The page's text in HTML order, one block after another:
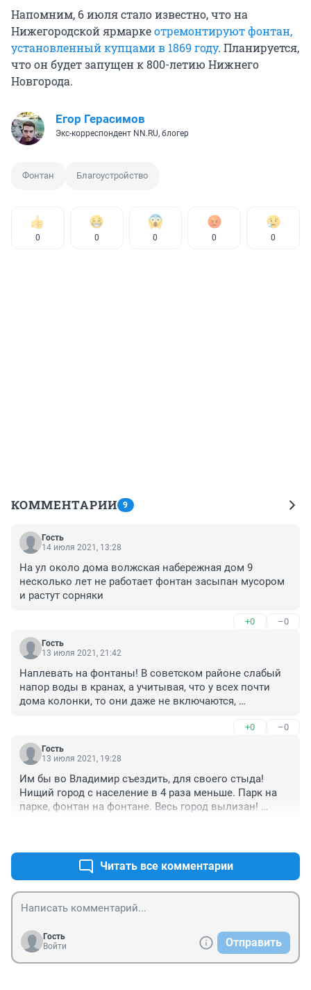
Напомним, 6 июля стало известно, что на
Нижегородской ярмаркеотремонтируют фонтан,
установленный купцами в 1869 году. Планируется,
что он будет запущен к 800-летию Нижнего
Новгорода.
Егор Герасимов
Экс-корреспондент NN.RU, блогер
Фонтан Благоустройство
0 0 0 0 0
КОММЕНТАРИИ 9
Гость
14 июля 2021, 13:28
На ул около дома волжская набережная дом 9
несколько лет не работает фонтан засыпан мусором
и растут сорняки
+0 –0
Гость
13 июля 2021, 21:42
Наплевать на фонтаны! В советском районе слабый
напор воды в кранах, а учитывая, что у всех почти
дома колонки, то они даже не включаются,
таким слабым напором, да ещё и холодной водой...
+0 –0
Гость
13 июля 2021, 19:28
Им бы во Владимир съездить, для своего стыда!
Нищий город с население в 4 раза меньше. Парк на
парке, фонтан на фонтане. Весь город вылизан!
Читать все комментарии
Гость
Войти
Отправить